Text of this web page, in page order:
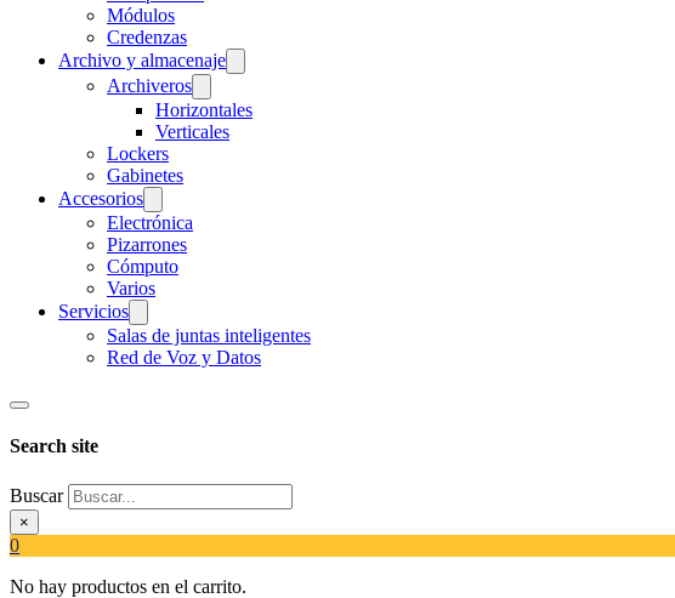
Módulos
Credenzas
Archivo y almacenaje
Archiveros
Horizontales
Verticales
Lockers
Gabinetes
Accesorios
Electrónica
Pizarrones
Cómputo
Varios
Servicios
Salas de juntas inteligentes
Red de Voz y Datos
Search site
Buscar
×
0
No hay productos en el carrito.